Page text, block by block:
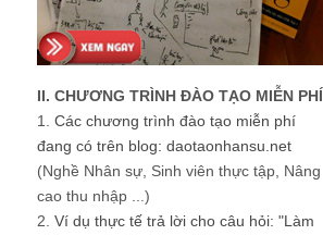
II. CHƯƠNG TRÌNH ĐÀO TẠO MIỄN PHÍ
1. Các chương trình đào tạo miễn phí
đang có trên blog: daotaonhansu.net
(Nghề Nhân sự, Sinh viên thực tập, Nâng
cao thu nhập ...)
2. Ví dụ thực tế trả lời cho câu hỏi: "Làm